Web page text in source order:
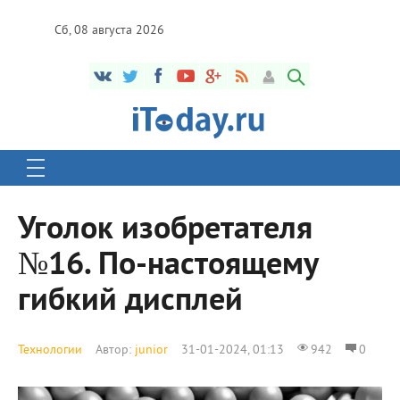
Сб, 08 августа 2026
Уголок изобретателя
№16. По-настоящему
гибкий дисплей
Технологии Автор: junior 31-01-2024, 01:13 942 0